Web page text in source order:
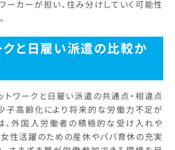
ーカーが担い、住み分けしていく可能性
クと日雇い派遣の比較か
トワークと日雇い派遣の共通点・相違点
子高齢化により将来的な労働力不足が
、外国人労働者の積極的な受け入れや
性活躍のための産休やパパ育休の充実